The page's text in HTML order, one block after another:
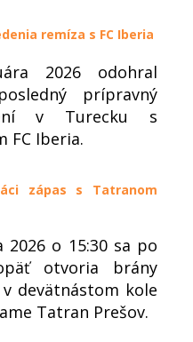
remíza s FC Iberia
2026 odohral
prípravný
v Turecku s
FC Iberia.
zápas s Tatranom
o 15:30 sa po
otvoria brány
devätnástom kole
Tatran Prešov.